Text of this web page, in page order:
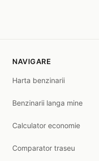
NAVIGARE
Harta benzinarii
Benzinarii langa mine
Calculator economie
Comparator traseu